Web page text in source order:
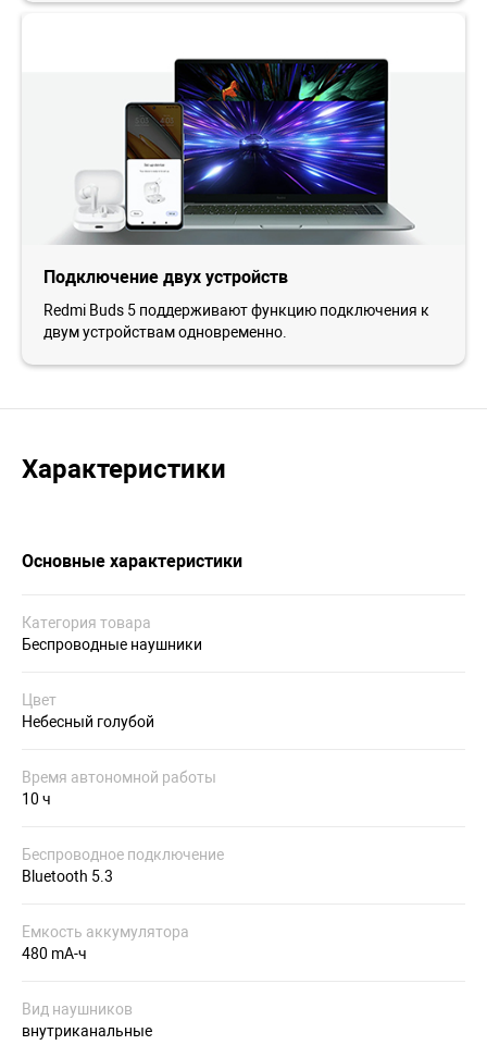
Подключение двух устройств
Redmi Buds 5 поддерживают функцию подключения к
двум устройствам одновременно.
Характеристики
Основные характеристики
Категория товара
Беспроводные наушники
Цвет
Небесный голубой
Время автономной работы
10 ч
Беспроводное подключение
Bluetooth 5.3
Емкость аккумулятора
480 mA-ч
Вид наушников
внутриканальные